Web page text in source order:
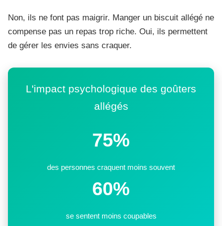
Non, ils ne font pas maigrir. Manger un biscuit allégé ne
compense pas un repas trop riche. Oui, ils permettent
de gérer les envies sans craquer.
L'impact psychologique des goûters
allégés
75%
des personnes craquent moins souvent
60%
se sentent moins coupables